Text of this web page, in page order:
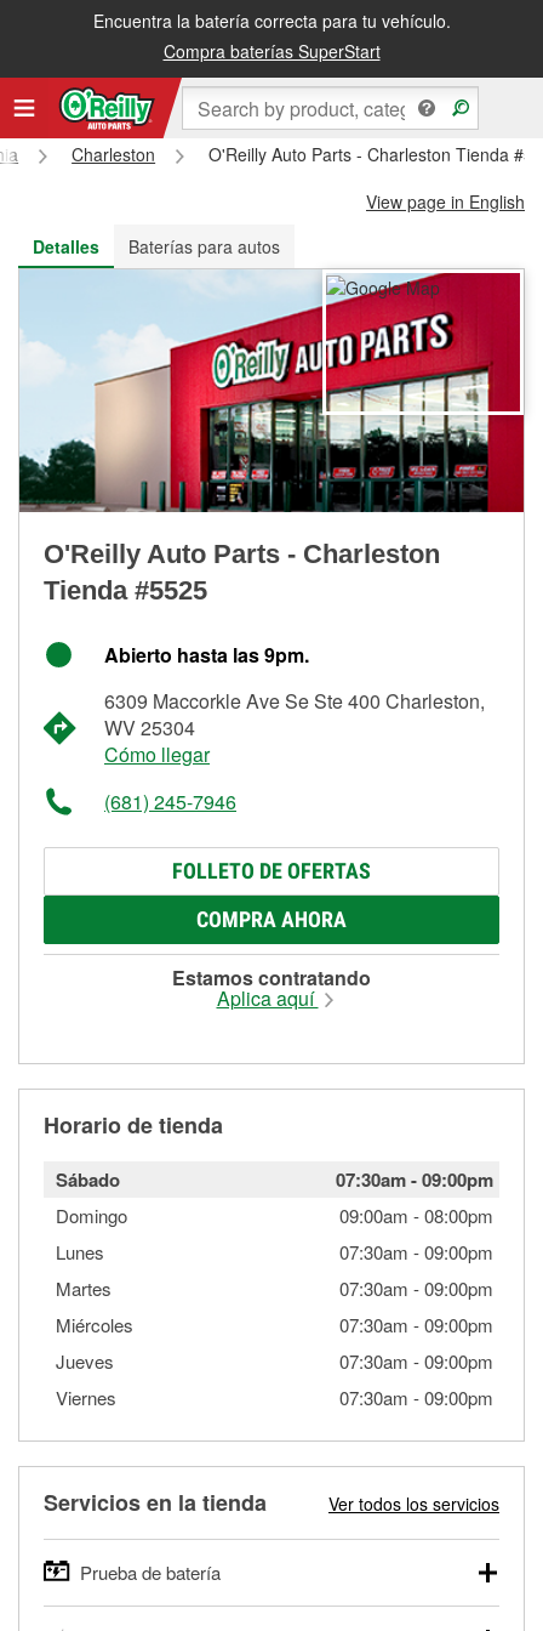
Encuentra la batería correcta para tu vehículo.
Compra baterías SuperStart
Recibe tu orden gratis al día siguiente o recógela en la tienda
Charleston
O'Reilly Auto Parts - Charleston Tienda
View page in English
Detalles
Baterías para autos
O'Reilly Auto Parts - Charleston
Tienda #5525
Abierto hasta las 9pm.
6309 Maccorkle Ave Se Ste 400 Charleston,
WV 25304
Cómo llegar
(681) 245-7946
FOLLETO DE OFERTAS
COMPRA AHORA
Estamos contratando
Aplica aquí
Horario de tienda
Sábado 07:30am-09:00pm
Domingo 09:00am -08:00pm
Lunes
07:30am -09:00pm
Martes
07:30am -09:00pm
Miércoles
07:30am -09:00pm
Jueves
07:30am -09:00pm
Viernes
07:30am -09:00pm
Servicios en la tienda Ver todos los servicios
Prueba de batería